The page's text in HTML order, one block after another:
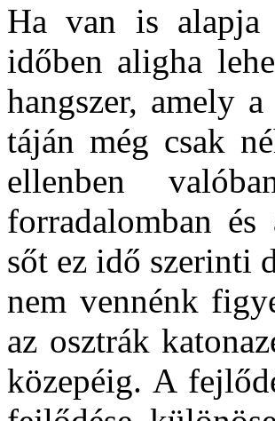
Ha van is alapja
időben aligha
hangszer, amely
táján még csak
ellenben
forradalomban és
sőt ez idő szerinti
nem vennénk
az osztrák
közepéig. A